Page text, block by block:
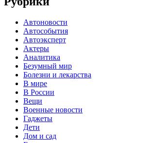
Автоновости
Автособытия
Автоэксперт
Актеры
Аналитика
Безумный мир
Болезни и лекарства
В мире
В России
Вещи
Военные новости
Гаджеты
Дети
Дом и сад